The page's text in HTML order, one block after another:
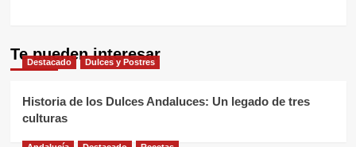
Te pueden interesar
Destacado Dulces y Postres
Historia de los Dulces Andaluces: Un legado de tres
culturas